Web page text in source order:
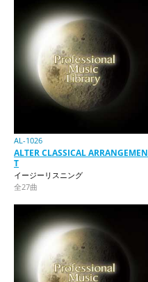
AL-1026
ALTER CLASSICAL ARRANGEMEN
T
イージーリスニング
全27曲